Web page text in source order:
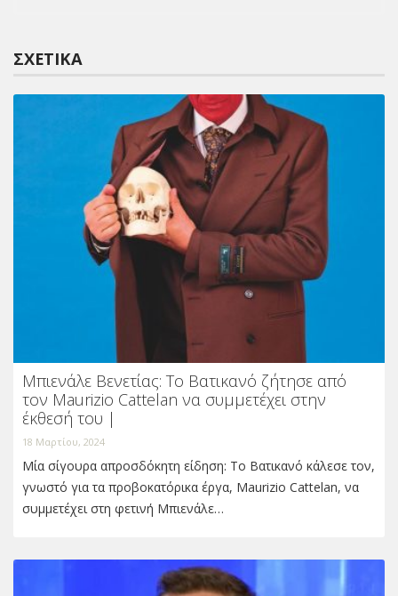
ΣΧΕΤΙΚΆ
Μπιενάλε Βενετίας: Το Βατικανό ζήτησε από
τον Maurizio Cattelan να συμμετέχει στην
έκθεσή του |
18 Μαρτίου, 2024
Μία σίγουρα απροσδόκητη είδηση: Το Βατικανό κάλεσε τον,
γνωστό για τα προβοκατόρικα έργα, Maurizio Cattelan, να
συμμετέχει στη φετινή Μπιενάλε…